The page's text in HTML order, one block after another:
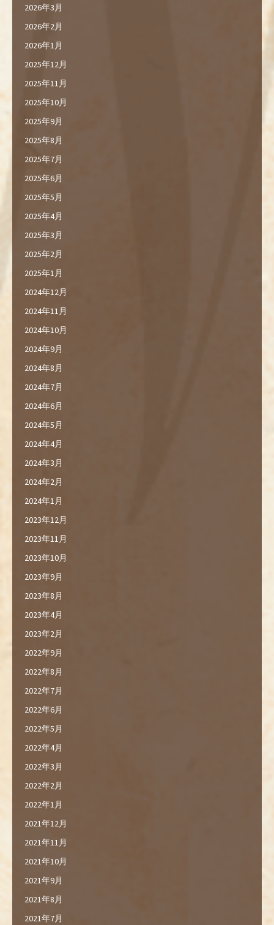
2026年3月
2026年2月
2026年1月
2025年12月
2025年11月
2025年10月
2025年9月
2025年8月
2025年7月
2025年6月
2025年5月
2025年4月
2025年3月
2025年2月
2025年1月
2024年12月
2024年11月
2024年10月
2024年9月
2024年8月
2024年7月
2024年6月
2024年5月
2024年4月
2024年3月
2024年2月
2024年1月
2023年12月
2023年11月
2023年10月
2023年9月
2023年8月
2023年4月
2023年2月
2022年9月
2022年8月
2022年7月
2022年6月
2022年5月
2022年4月
2022年3月
2022年2月
2022年1月
2021年12月
2021年11月
2021年10月
2021年9月
2021年8月
2021年7月